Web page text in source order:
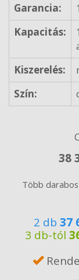
Garancia:
Kapacitás:
Kiszerelés:
Szín:
38
Több
2 db 37
3 db-tól